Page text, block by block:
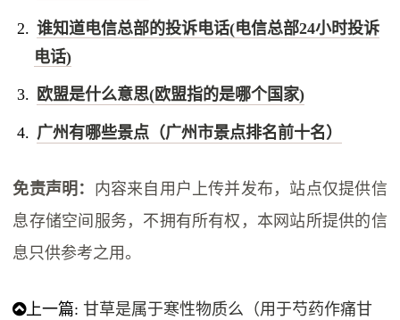
谁知道电信总部的投诉电话(电信总部24小时投诉
电话)
欧盟是什么意思(欧盟指的是哪个国家)
广州有哪些景点（广州市景点排名前十名）
免责声明： 内容来自用户上传并发布，站点仅提供信
息存储空间服务，不拥有所有权，本网站所提供的信
息只供参考之用。
上一篇:甘草是属于寒性物质么（用于芍药作痛甘